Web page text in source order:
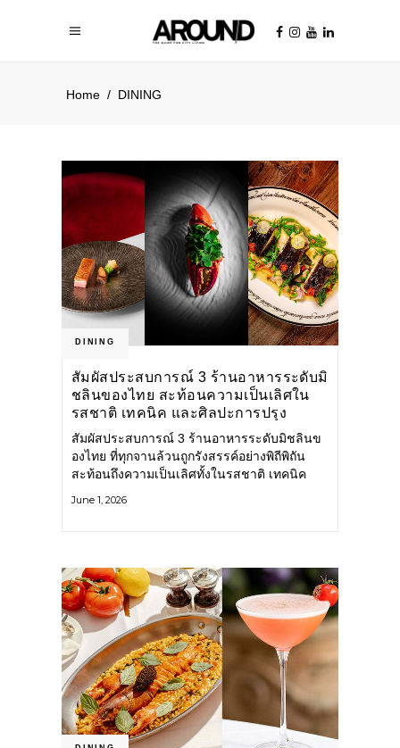
Home / DINING
DINING
สัมผัสประสบการณ์ 3 ร้านอาหารระดับมิ
ชลินของไทย สะท้อนความเป็นเลิศใน
รสชาติ เทคนิค และศิลปะการปรุง
อาหาร
สัมผัสประสบการณ์ 3 ร้านอาหารระดับมิชลินข
องไทย ที่ทุกจานล้วนถูกรังสรรค์อย่างพิถีพิถัน
สะท้อนถึงความเป็นเลิศทั้งในรสชาติ เทคนิค
SAN SEK ร้านอาหารไทยสไตล์แคชชวล ภายใต้
June 1, 2026